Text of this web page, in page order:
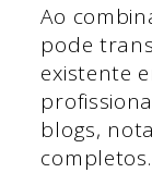
Ao
pode
existente
blogs,
completos.